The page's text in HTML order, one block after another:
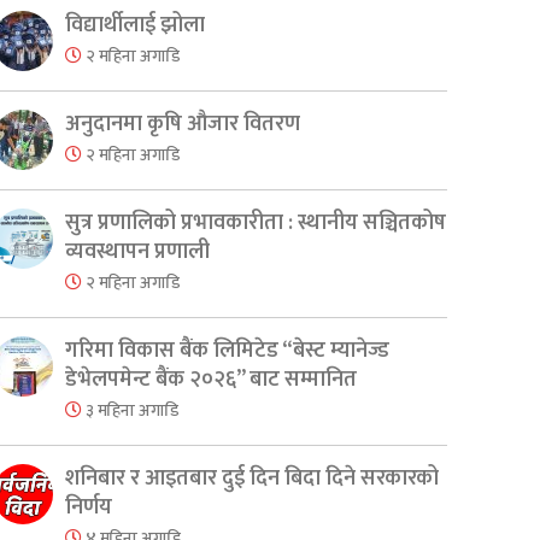
विद्यार्थीलाई झोला
२ महिना अगाडि
अनुदानमा कृषि औजार वितरण
२ महिना अगाडि
सुत्र प्रणालिको प्रभावकारीता : स्थानीय सञ्चितकोष
व्यवस्थापन प्रणाली
२ महिना अगाडि
गरिमा विकास बैंक लिमिटेड “बेस्ट म्यानेज्ड
डेभेलपमेन्ट बैंक २०२६” बाट सम्मानित
३ महिना अगाडि
शनिबार र आइतबार दुई दिन बिदा दिने सरकारको
निर्णय